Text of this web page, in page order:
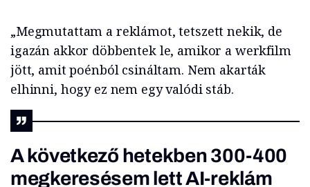
„Megmutattam a reklámot, tetszett nekik, de
igazán akkor döbbentek le, amikor a werkfilm
jött, amit poénból csináltam. Nem akarták
elhinni, hogy ez nem egy valódi stáb.
A következő hetekben 300-400
megkeresésem lett AI-reklám